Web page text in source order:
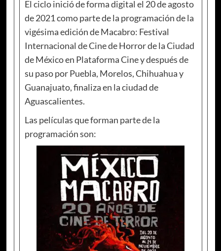
El ciclo inició de forma digital el 20 de agosto
de 2021 como parte de la programación de la
vigésima edición de Macabro: Festival
Internacional de Cine de Horror de la Ciudad
de México en Plataforma Cine y después de
su paso por Puebla, Morelos, Chihuahua y
Guanajuato, finaliza en la ciudad de
Aguascalientes.
Las películas que forman parte de la
programación son: